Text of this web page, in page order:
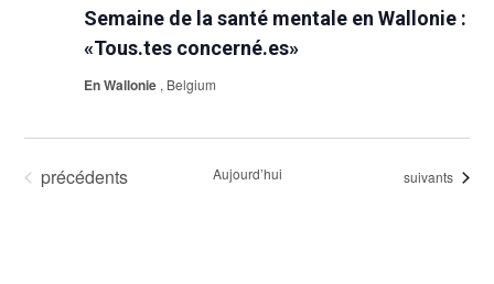
Semaine de la santé mentale en Wallonie :
«Tous.tes concerné.es»
En Wallonie , Belgium
Évènements
précédents Aujourd’hui Évènements
suivants